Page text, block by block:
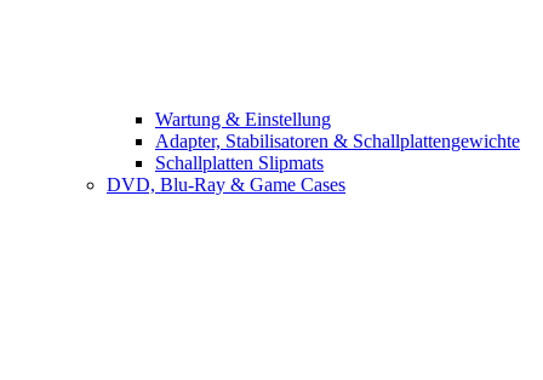
Wartung & Einstellung
Adapter, Stabilisatoren & Schallplattengewichte
Schallplatten Slipmats
DVD, Blu-Ray & Game Cases